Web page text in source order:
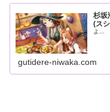
杉坂
(ス
よ...
gutidere-niwaka.com